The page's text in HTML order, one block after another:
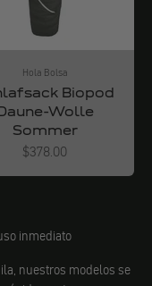
Hola Bolsa
Biopod
Wolle
Sommer
Angebot
$378.00
inmediato
nuestros modelos se